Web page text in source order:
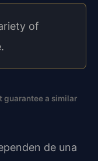
of
guarantee a similar
de una